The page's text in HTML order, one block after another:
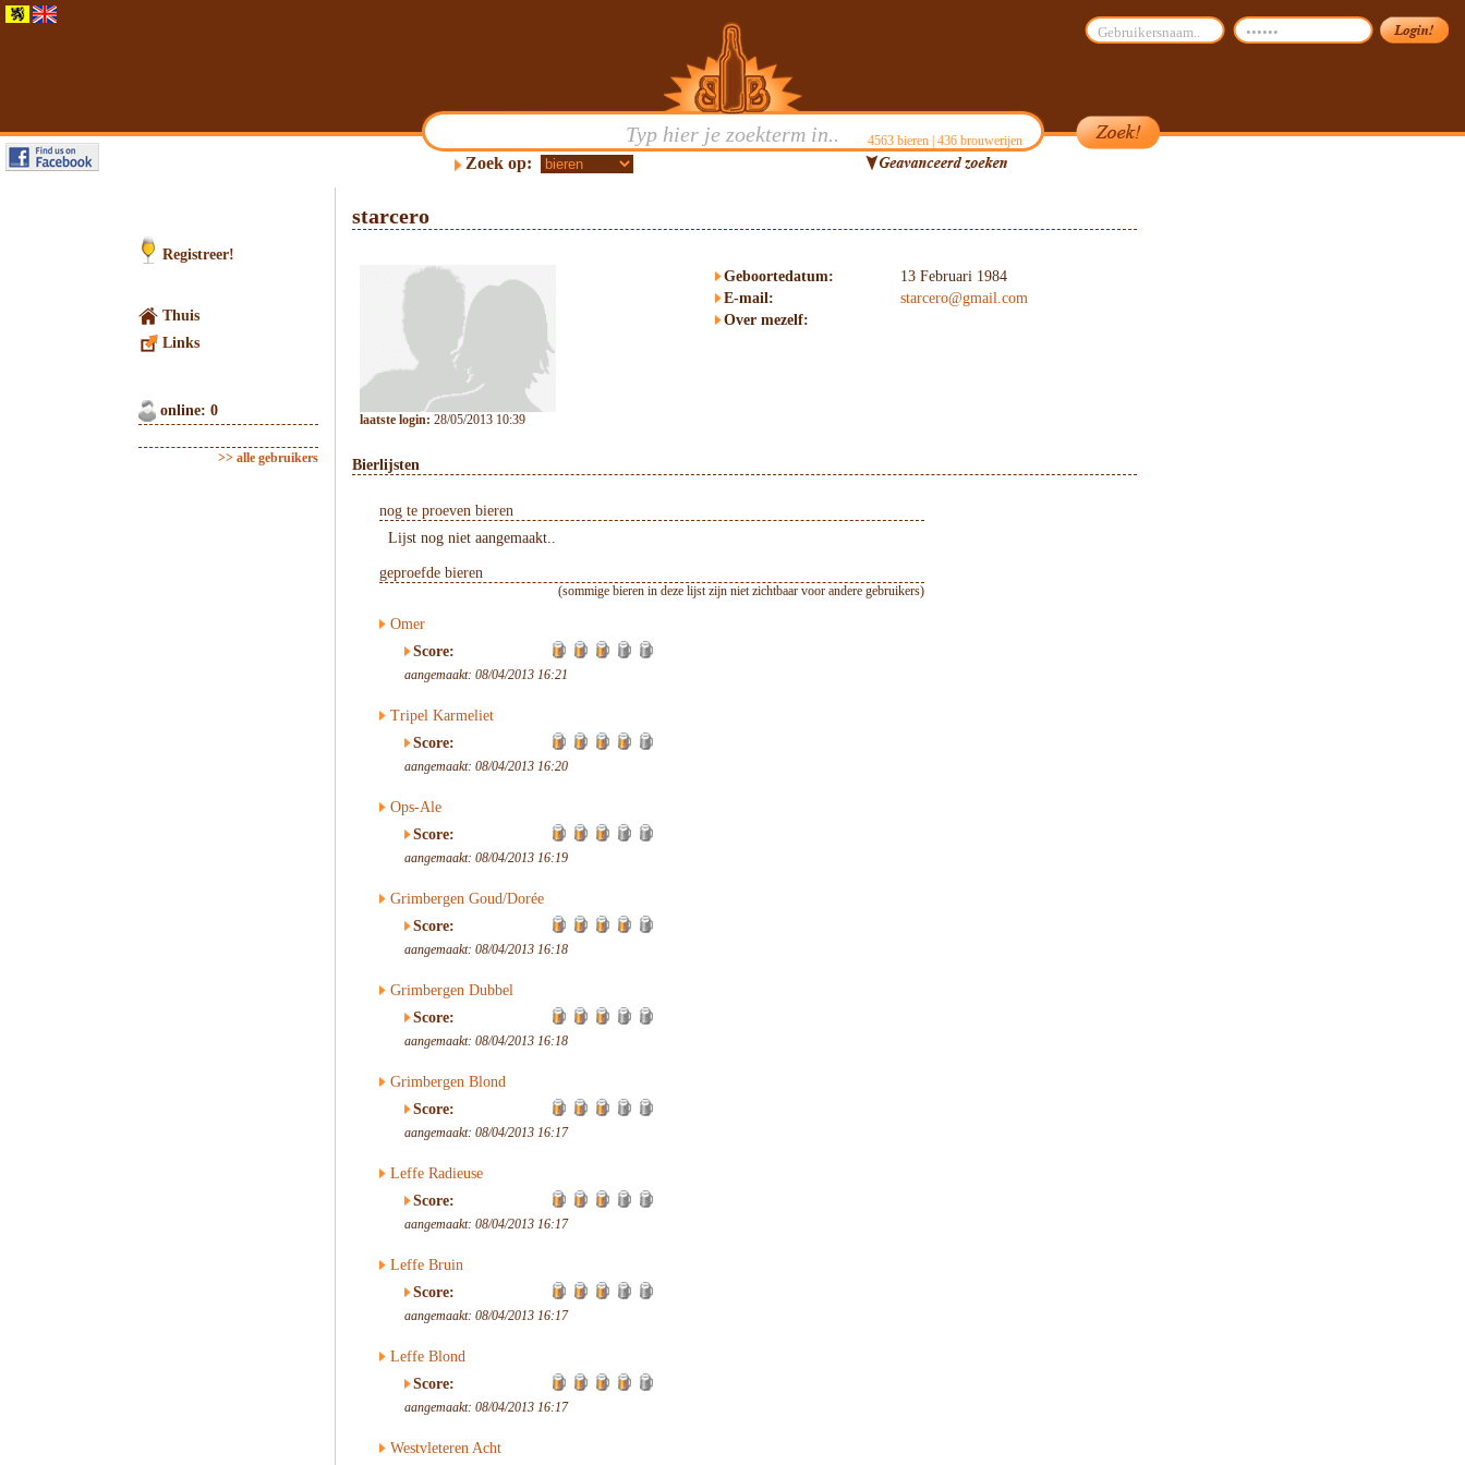
4563bieren | 436brouwerijen
Zoek op:
Registreer!
Thuis
Links
online: 0
>> alle gebruikers
starcero
laatste login: 28/05/2013 10:39
Geboortedatum:
13 Februari 1984
E-mail:
starcero@gmail.com
Over mezelf:
Bierlijsten
nog te proeven bieren
Lijst nog niet aangemaakt..
geproefde bieren
(sommige bieren in deze lijst zijn niet zichtbaar voor andere gebruikers)
Omer
Score:
aangemaakt: 08/04/2013 16:21
Tripel Karmeliet
Score:
aangemaakt: 08/04/2013 16:20
Ops-Ale
Score:
aangemaakt: 08/04/2013 16:19
Grimbergen Goud/Dorée
Score:
aangemaakt: 08/04/2013 16:18
Grimbergen Dubbel
Score:
aangemaakt: 08/04/2013 16:18
Grimbergen Blond
Score:
aangemaakt: 08/04/2013 16:17
Leffe Radieuse
Score:
aangemaakt: 08/04/2013 16:17
Leffe Bruin
Score:
aangemaakt: 08/04/2013 16:17
Leffe Blond
Score:
aangemaakt: 08/04/2013 16:17
Westvleteren Acht